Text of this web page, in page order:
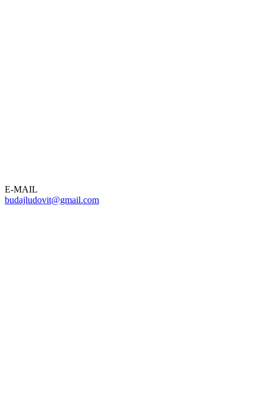
E-MAIL
budajludovit@gmail.com